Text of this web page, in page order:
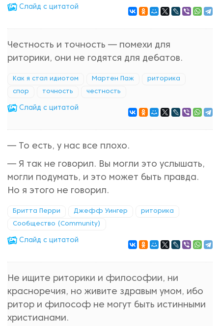
Cлайд с цитатой
Честность и точность — помехи для
риторики, они не годятся для дебатов.
Как я стал идиотом Мартен Паж риторика
спор точность честность
Cлайд с цитатой
— То есть, у нас все плохо.
— Я так не говорил. Вы могли это услышать,
могли подумать, и это может быть правда.
Но я этого не говорил.
Бритта Перри Джефф Уингер риторика
Сообщество (Community)
Cлайд с цитатой
Не ищите риторики и философии, ни
красноречия, но живите здравым умом, ибо
ритор и философ не могут быть истинными
христианами.